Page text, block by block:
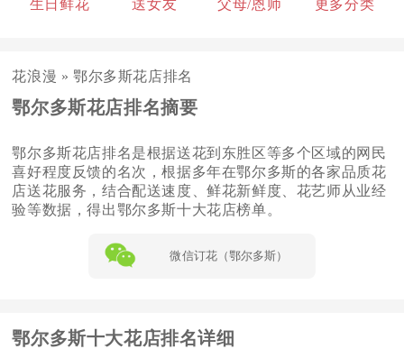
生日鲜花 送女友 父母/恩师 更多分类
花浪漫 » 鄂尔多斯花店排名
鄂尔多斯花店排名摘要
鄂尔多斯花店排名是根据送花到东胜区等多个区域的网民
喜好程度反馈的名次，根据多年在鄂尔多斯的各家品质花
店送花服务，结合配送速度、鲜花新鲜度、花艺师从业经
验等数据，得出鄂尔多斯十大花店榜单。
微信订花（鄂尔多斯）
鄂尔多斯十大花店排名详细